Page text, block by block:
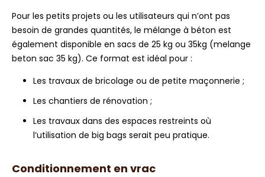
Pour les petits projets ou les utilisateurs qui n’ont pas
besoin de grandes quantités, le mélange à béton est
également disponible en sacs de 25 kg ou 35kg (melange
beton sac 35 kg). Ce format est idéal pour :
Les travaux de bricolage ou de petite maçonnerie ;
Les chantiers de rénovation ;
Les travaux dans des espaces restreints où
l’utilisation de big bags serait peu pratique.
Conditionnement en vrac